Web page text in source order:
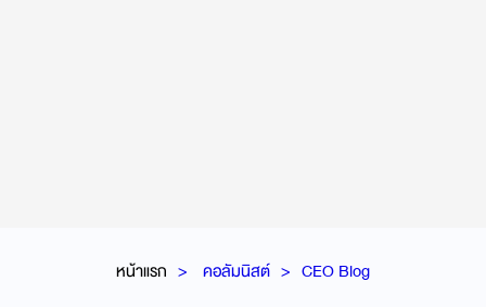
หน้าแรก คอลัมนิสต์ CEO Blog